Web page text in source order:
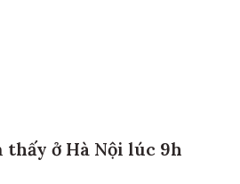
thấy ở Hà Nội lúc 9h